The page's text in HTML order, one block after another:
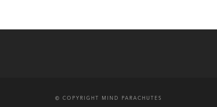
© COPYRIGHT MIND PARACHUTES